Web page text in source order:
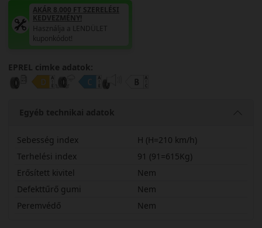
AKÁR 8.000 FT SZERELÉSI
KEDVEZMÉNY!
Használja a LENDÜLET
kuponkódot!
EPREL cimke adatok:
Egyéb technikai adatok
Sebesség index
H (H=210 km/h)
Terhelési index
91 (91=615Kg)
Erősített kivitel
Nem
Defekttűrő gumi
Nem
Peremvédő
Nem